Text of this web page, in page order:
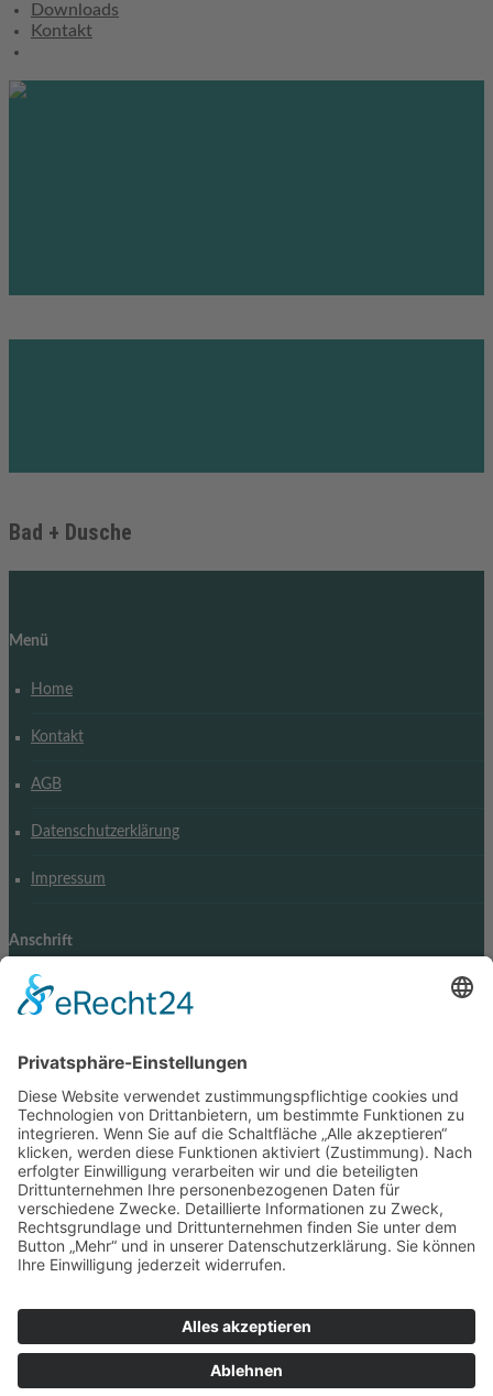
Downloads
Kontakt
Bad + Dusche
Menü
Home
Kontakt
AGB
Datenschutzerklärung
Impressum
Anschrift
Glaserei W. Becker GmbH
Max-Holder-Straße 13
Tel.: 069 / 50 28 58
Fax: 069 / 50 21 90
E-Mail: info@glaserei-becker.de
Bürozeiten
Montag bis Donnerstag:
07:00 – 12:30 Uhr und
Freitag: 07:00 – 13:00 Uhr